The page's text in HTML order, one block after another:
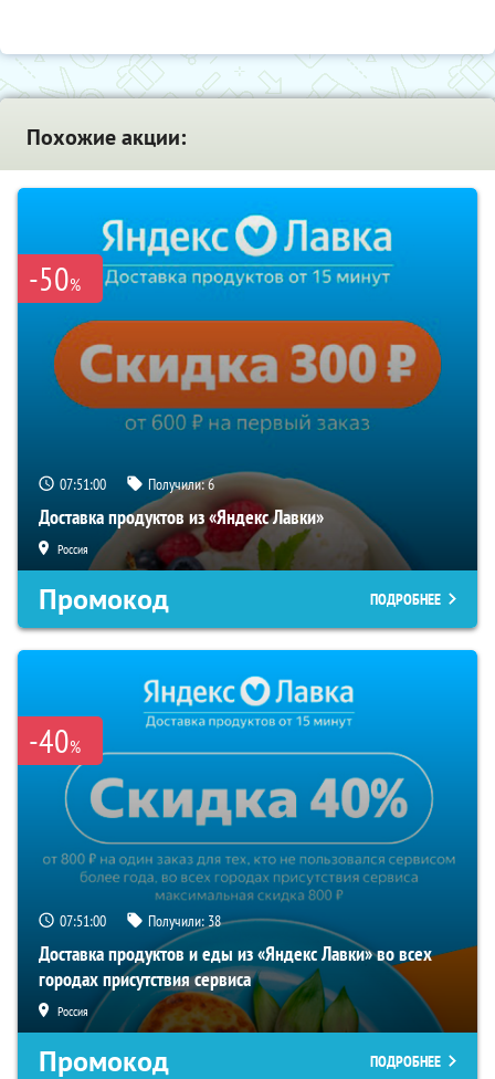
Похожие акции:
-50%
07:50:59 Получили:6
Доставка продуктов из «Яндекс Лавки»
Россия
Промокод ПОДРОБНЕЕ
-40%
07:50:59 Получили:38
Доставка продуктов и еды из «Яндекс Лавки» во всех
городах присутствия сервиса
Россия
Промокод ПОДРОБНЕЕ